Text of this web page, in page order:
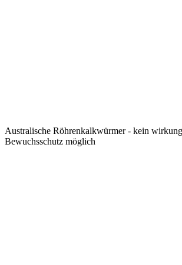
Australische Röhrenkalkwürmer - kein
Bewuchsschutz möglich